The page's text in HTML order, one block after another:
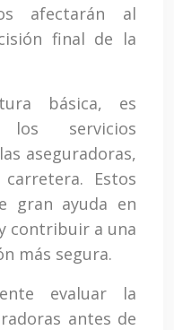
afectarán al
final de la
básica, es
los servicios
aseguradoras,
Estos
gran ayuda en
contribuir a una
más segura.
evaluar la
antes de